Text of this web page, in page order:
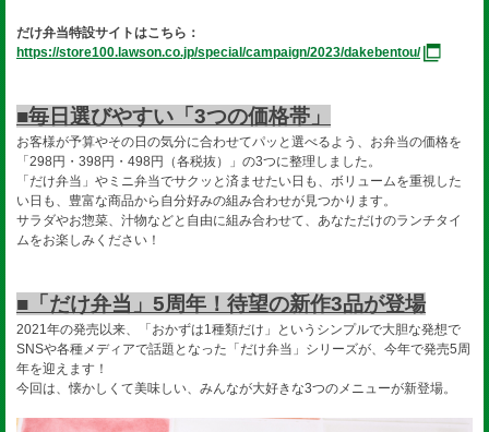
だけ弁当特設サイトはこちら：
https://store100.lawson.co.jp/special/campaign/2023/dakebentou/
■毎日選びやすい「3つの価格帯」
お客様が予算やその日の気分に合わせてパッと選べるよう、お弁当の価格を
「298円・398円・498円（各税抜）」の3つに整理しました。
「だけ弁当」やミニ弁当でサクッと済ませたい日も、ボリュームを重視した
い日も、豊富な商品から自分好みの組み合わせが見つかります。
サラダやお惣菜、汁物などと自由に組み合わせて、あなただけのランチタイ
ムをお楽しみください！
■「だけ弁当」5周年！待望の新作3品が登場
2021年の発売以来、「おかずは1種類だけ」というシンプルで大胆な発想で
SNSや各種メディアで話題となった「だけ弁当」シリーズが、今年で発売5周
年を迎えます！
今回は、懐かしくて美味しい、みんなが大好きな3つのメニューが新登場。